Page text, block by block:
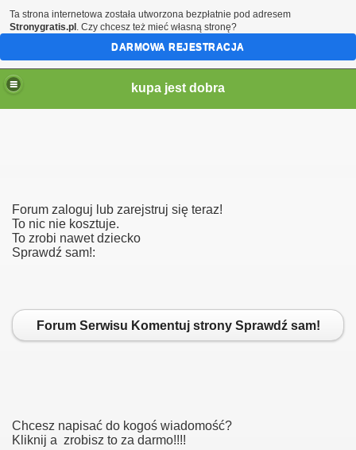
kupa jest dobra
Forum zaloguj lub zarejstruj się teraz!
To nic nie kosztuje.
To zrobi nawet dziecko
Sprawdź sam!:
Forum Serwisu Komentuj strony Sprawdź sam!
Chcesz napisać do kogoś wiadomość?
Kliknij a zrobisz to za darmo!!!!
Ta strona internetowa została utworzona bezpłatnie pod adresem
Stronygratis.pl . Czy chcesz też mieć własną stronę?
DARMOWA REJESTRACJA